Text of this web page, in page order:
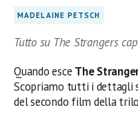
MADELAINE PETSCH
Tutto su The Strangers
Quando esce The
Scopriamo tutti i dettagli
del secondo film della